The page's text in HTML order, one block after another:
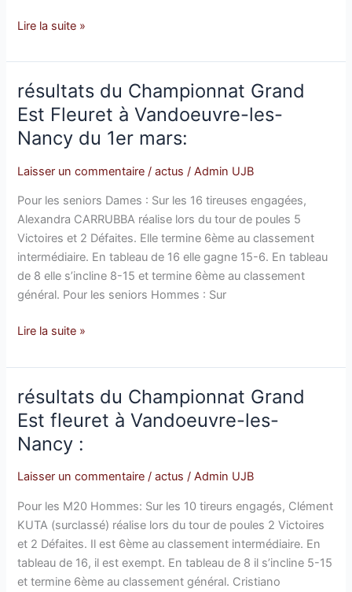
Lire la suite »
résultats du Championnat Grand
Est Fleuret à Vandoeuvre-les-
Nancy du 1er mars:
Laisser un commentaire /actus /Admin UJB
Pour les seniors Dames : Sur les 16 tireuses engagées,
Alexandra CARRUBBA réalise lors du tour de poules 5
Victoires et 2 Défaites. Elle termine 6ème au classement
intermédiaire. En tableau de 16 elle gagne 15-6. En tableau
de 8 elle s’incline 8-15 et termine 6ème au classement
général. Pour les seniors Hommes : Sur
résultats
du
Championnat
Grand
Est
à
Vandoeuvre-
les-
Nancy
du
1er
Lire la suite »
résultats du Championnat Grand
Est fleuret à Vandoeuvre-les-
Nancy :
Laisser un commentaire /actus /Admin UJB
Pour les M20 Hommes: Sur les 10 tireurs engagés, Clément
KUTA (surclassé) réalise lors du tour de poules 2 Victoires
et 2 Défaites. Il est 6ème au classement intermédiaire. En
tableau de 16, il est exempt. En tableau de 8 il s’incline 5-15
et termine 6ème au classement général. Cristiano
résultats
du
Championnat
Grand
Est
à
Vandoeuvre-
les-
Nancy
: